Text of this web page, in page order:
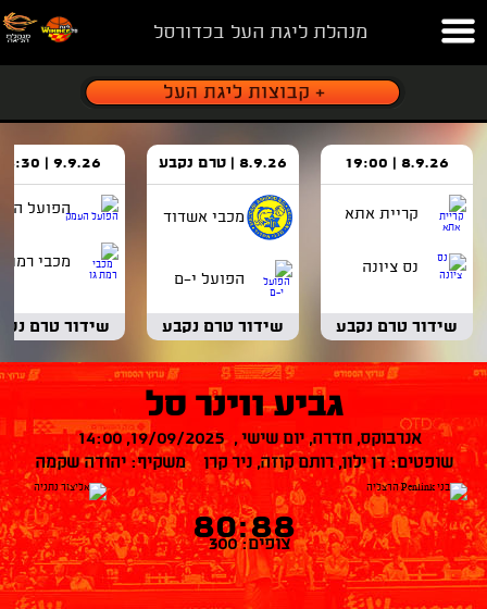
מנהלת ליגת העל בכדורסל
8.9.26 | 19:00
קריית אתא
נס ציונה
שידור טרם נקבע
8.9.26 | טרם נקבע
מכבי אשדוד
הפועל י-ם
שידור טרם נקבע
9.9.26 | 18:30
הפועל
מכבי רמת
שידור טרם
גביע ווינר סל
אנרבוקס, חדרה, יום שישי , 19/09/2025, 14:00
שופטים: דן ילון, רותם קוזה, ניר קרן משקיף: יהודה שקמה
80:88
צופים: 300